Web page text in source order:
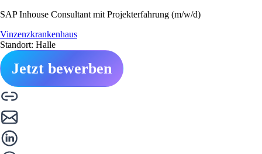
SAP Inhouse Consultant mit Projekterfahrung (m/w/d)
Vinzenzkrankenhaus
Standort: Halle
Jetzt bewerben